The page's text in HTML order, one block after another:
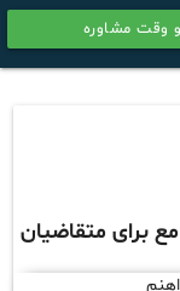
وقت مشاوره
برای متقاضیان